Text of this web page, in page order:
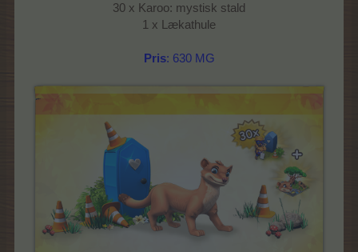
30 x Karoo: mystisk stald
1 x Lækathule
Pris: 630 MG